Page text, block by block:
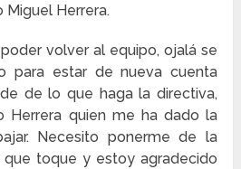
Herrera.
volver al equipo, ojalá se
para estar de nueva cuenta
de lo que haga la directiva,
Herrera quien me ha dado la
Necesito ponerme de la
toque y estoy agradecido